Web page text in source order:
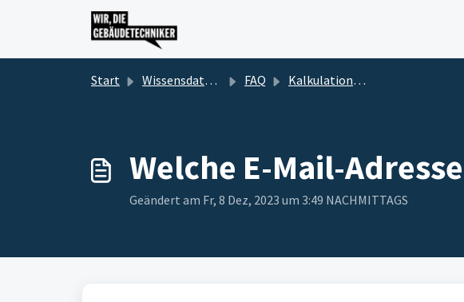
Zum hauptsächlichen Inhalt gehen
Start Wissensdatenbank FAQ Kalkulationsgrundlagen
Welche E-Mail-
Geändert am Fr, 8 Dez, 2023 um 3:49 NACHMITTAGS